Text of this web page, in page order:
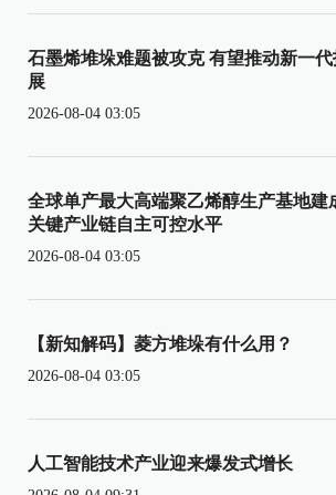
石墨烯堆垛难题被攻克 有望推动新一
展
2026-08-04 03:05
全球单产最大高端聚乙烯醇生产基地建
关键产业链自主可控水平
2026-08-04 03:05
【新知解码】菱方堆垛有什么用？
2026-08-04 03:05
人工智能技术产业迎来爆发式增长